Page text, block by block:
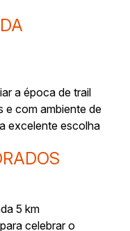
a época de trail
e com ambiente de
excelente escolha
5 km
celebrar o